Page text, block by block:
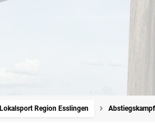
Lokalsport Region Esslingen